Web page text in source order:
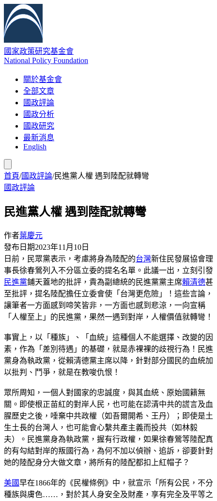
國家政策研究基金會
National Policy Foundation
關於基金會
全部文章
國政評論
國政分析
國政研究
最新消息
English
首頁/國政評論/民進黨人權 遇到陸配就轉彎
國政評論
民進黨人權 遇到陸配就轉彎
作者葉慶元
發布日期2023年11月10日
日前，民眾黨表示，考慮將身為陸配的台灣新住民發展協會理
事長徐春鶯列入不分區立委的提名名單。此議一出，立刻引發
民進黨鋪天蓋地的批評，貴為副總統的民進黨黨主席賴清德甚
至批評，提名陸配擔任立委會使「台灣更危險」！這些言論，
讓筆者一方面感到啼笑皆非，一方面也感到悲涼，一向宣稱
「人權至上」的民進黨，果然一遇到對岸，人權價值就轉彎！
事實上，以「種族」、「血統」這種個人不能選擇、改變的因
素，作為「差別待遇」的基礎，就是赤裸裸的歧視行為！民進
黨身為執政黨，從賴清德黨主席以降，針對部分國民的血統加
以批判、鬥爭，就是在教唆仇恨！
眾所周知，一個人對國家的忠誠度，與其血統、原始國籍無
關。即使根正苗紅的對岸人民，也可能在認清中共的謊言及血
腥歷史之後，唾棄中共政權（如吾爾開希、王丹）；即使是土
生土長的台灣人，也可能會心繫共產主義而投共（如林毅
夫）。民進黨身為執政黨，握有行政權，如果徐春鶯等陸配真
的有勾結對岸的叛國行為，為何不加以偵辦、追訴，卻要針對
她的陸配身分大做文章，將所有的陸配都扣上紅帽子？
美國早在1866年的《民權條例》中，就宣示「所有公民，不分
種族與膚色……，對於其人身安全及財產，享有完全及平等之